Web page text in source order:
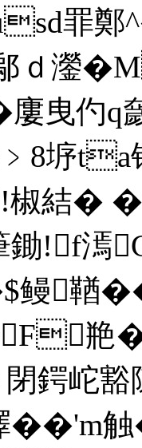
罪鄭
灐�M
曳仢q
垿ta
結�
鋤!f漹
鞧
艵
鍔岮
��'